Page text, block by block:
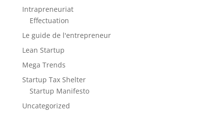
Intrapreneuriat
Effectuation
Le guide de l'entrepreneur
Lean Startup
Mega Trends
Startup Tax Shelter
Startup Manifesto
Uncategorized